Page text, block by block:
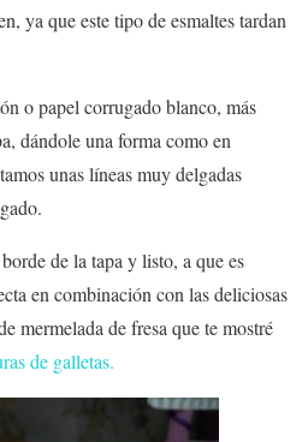
ya que este tipo de esmaltes tardan
o papel corrugado blanco, más
dándole una forma como en
unas líneas muy delgadas
de la tapa y listo, a que es
en combinación con las deliciosas
mermelada de fresa que te mostré
de galletas.